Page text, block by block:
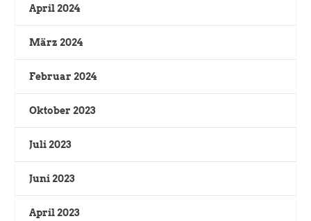
April 2024
März 2024
Februar 2024
Oktober 2023
Juli 2023
Juni 2023
April 2023